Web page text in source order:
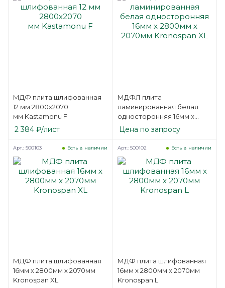
МДФ плита шлифованная
12 мм 2800х2070
мм Kastamonu F
2 384 ₽/лист
МДФЛ плита
ламинированная белая
односторонняя 16мм x
2800мм х 2070мм
Kronospan XL
Цена по запросу
МДФ плита шлифованная
16мм х 2800мм х 2070мм
Kronospan XL
Есть в наличии
Арт.: 500103
МДФ плита шлифованная
16мм х 2800мм х 2070мм
Kronospan L
Есть в наличии
Арт.: 500102